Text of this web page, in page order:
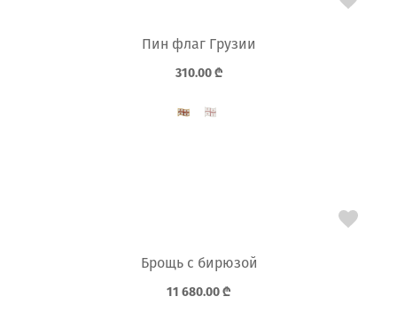
Пин флаг Грузии
310.00₾
Брощь с бирюзой
11 680.00₾